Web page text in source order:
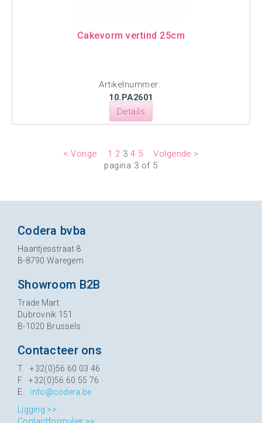
Cakevorm vertind 25cm
Artikelnummer:
10.PA2601
Details
< Vorige 1 2 3 4 5
Volgende >
pagina 3 of 5
Codera bvba
Haantjesstraat 8
B-8790 Waregem
Showroom B2B
Trade Mart
Dubrovnik 151
B-1020 Brussels
Contacteer ons
T. +32(0)56 60 03 46
F. +32(0)56 60 55 76
E. info@codera.be
Ligging >>